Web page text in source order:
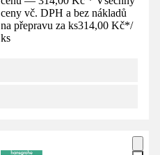
ceny vč. DPH a bez nákladů
na přepravu za ks314,00 Kč*/
ks